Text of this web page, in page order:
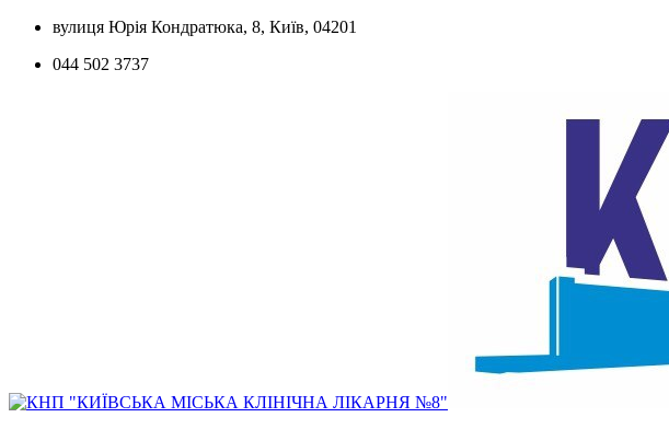
Skip
content
вулиця Юрія Кондратюка, 8, Київ, 04201
044 502 3737